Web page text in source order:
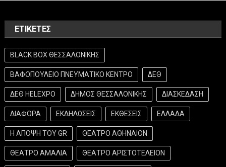
ΕΤΙΚΈΤΕΣ
BLACK BOX ΘΕΣΣΑΛΟΝΙΚΗΣ
ΒΑΦΟΠΟΥΛΕΙΟ ΠΝΕΥΜΑΤΙΚΟ ΚΕΝΤΡΟ ΔΕΘ
ΔΕΘ HELEXPO ΔΗΜΟΣ ΘΕΣΣΑΛΟΝΙΚΗΣ ΔΙΑΣΚΕΔΑΣΗ
ΔΙΑΦΟΡΑ ΕΚΔΗΛΩΣΕΙΣ ΕΚΘΕΣΕΙΣ ΕΛΛΑΔΑ
Η ΑΠΟΨΗ ΤΟΥ GR ΘΕΑΤΡΟ ΑΘΗΝΑΙΟΝ
ΘΕΑΤΡΟ ΑΜΑΛΙΑ ΘΕΑΤΡΟ ΑΡΙΣΤΟΤΕΛΕΙΟΝ